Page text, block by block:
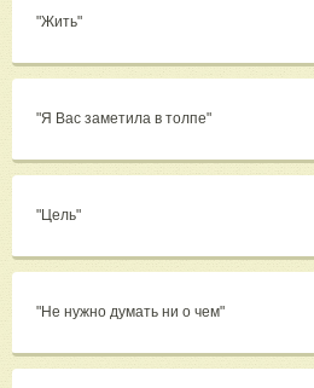
"Жить"
"Я Вас заметила в толпе"
"Цель"
"Не нужно думать ни о чем"